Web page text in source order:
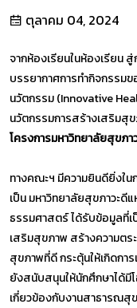
ตุลาคม 04, 2024
จากห้องเรียนในห้องเรียน
บรรยากาศการทำกิจกรรม
นวัตกรรม (Innovative
นวัตกรรมการสร้างเสริมสุ
โครงการมหาวิทยาลัยสุขภ
ทางคณะฯ มีความยินดียิ่งใน
เป็น มหาวิทยาลัยสุขภาวะดี
ธรรมศาสตร์ ได้รับข้อมูลที่เ
เสริมสุขภาพ สร้างความต
สุขภาพที่ดี กระตุ้นให้เกิดกา
ยังสนับสนุนให้นักศึกษาได้มี
เกี่ยวข้องกับงานสาธารณสุ